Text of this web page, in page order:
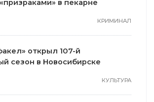
в пекарне
КРИМИНАЛ
открыл 107-й
сезон в Новосибирске
КУЛЬТУРА